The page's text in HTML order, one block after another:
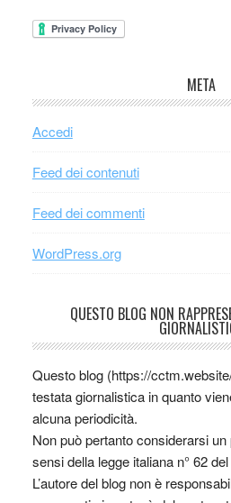
META
Accedi
Feed dei contenuti
Feed dei commenti
WordPress.org
QUESTO BLOG NON
Questo blog (https://
testata giornalistica in quanto
alcuna periodicità.
Non può pertanto considerarsi
sensi della legge italiana n° 62
L’autore del blog non è